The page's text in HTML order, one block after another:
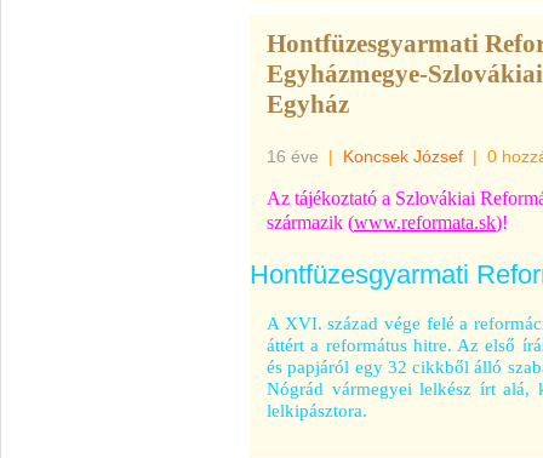
Hontfüzesgyarmati
Egyházmegye-
Egyház
16 éve | Koncsek József | 0
Az tájékoztató a Szlovákiai
származik (www.reformata.sk)!
Hontfüzesgyarmati
A XVI. század vége felé a
áttért a református hitre. Az első
és papjáról egy 32 cikkből álló
Nógrád vármegyei lelkész írt alá,
lelkipásztora.